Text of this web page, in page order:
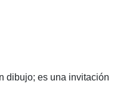
dibujo; es una invitación